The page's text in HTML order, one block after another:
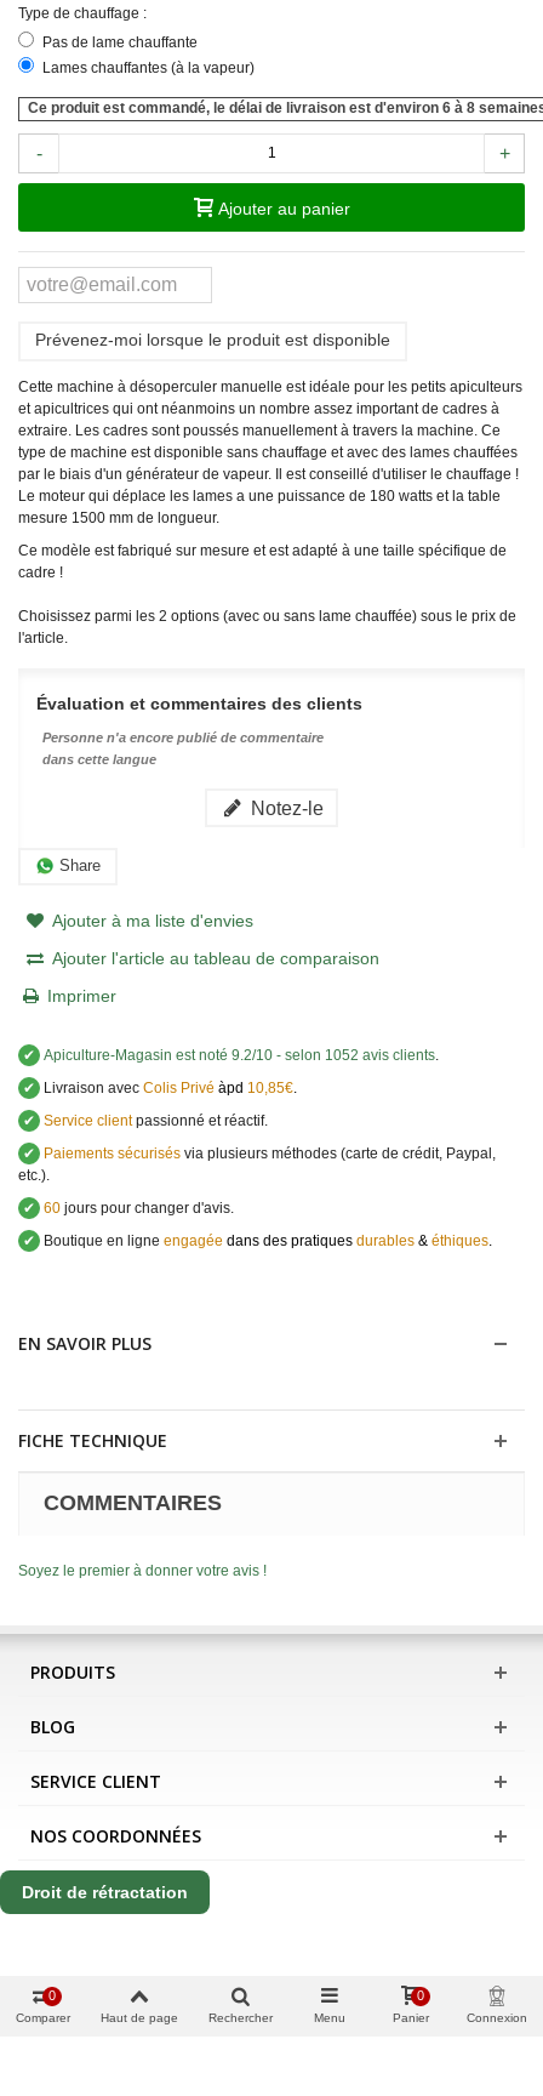
Type de chauffage :
Pas de lame chauffante
Lames chauffantes (à la vapeur)
Ce produit est commandé, le délai de livraison est d'environ 6 à 8
- +
Ajouter au panier
Prévenez-moi lorsque le produit est disponible
Cette machine à désoperculer manuelle est idéale pour les petits apiculteurs
et apicultrices qui ont néanmoins un nombre assez important de cadres à
extraire. Les cadres sont poussés manuellement à travers la machine. Ce
type de machine est disponible sans chauffage et avec des lames chauffées
par le biais d'un générateur de vapeur. Il est conseillé d'utiliser le chauffage !
Le moteur qui déplace les lames a une puissance de 180 watts et la table
mesure 1500 mm de longueur.
Ce modèle est fabriqué sur mesure et est adapté à une taille spécifique de
cadre !
Choisissez parmi les 2 options (avec ou sans lame chauffée) sous le prix de
l'article.
Évaluation et commentaires des clients
Personne n'a encore publié de commentaire
dans cette langue
Notez-le
Share
Ajouter à ma liste d'envies
Ajouter l'article au tableau de comparaison
Imprimer
✔ Apiculture-Magasin est noté 9.2/10 - selon 1052 avis clients
✔
Livraison avec Colis Privé àpd 10,85€
✔ Service clientpassionné et réactif.
✔
Paiements sécurisés via plusieurs méthodes (carte de crédit, Paypal,
etc.).
✔ 60 jours pour changer d'avis.
✔
Boutique en ligne engagée dans des pratiques durables & éthiques
EN SAVOIR PLUS
FICHE TECHNIQUE
COMMENTAIRES
Soyez le premier à donner votre avis !
PRODUITS
BLOG
SERVICE CLIENT
NOS COORDONNÉES
Droit de rétractation
Comparer
0
Haut de page Rechercher Menu Panier
0
Connexion